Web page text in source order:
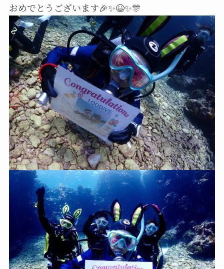
おめでとうございます🎉✨😆✨🎊